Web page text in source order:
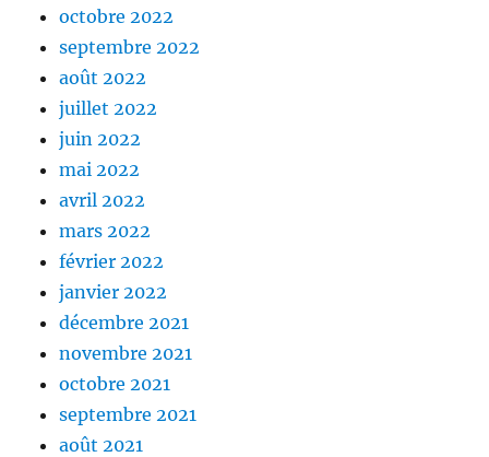
octobre 2022
septembre 2022
août 2022
juillet 2022
juin 2022
mai 2022
avril 2022
mars 2022
février 2022
janvier 2022
décembre 2021
novembre 2021
octobre 2021
septembre 2021
août 2021